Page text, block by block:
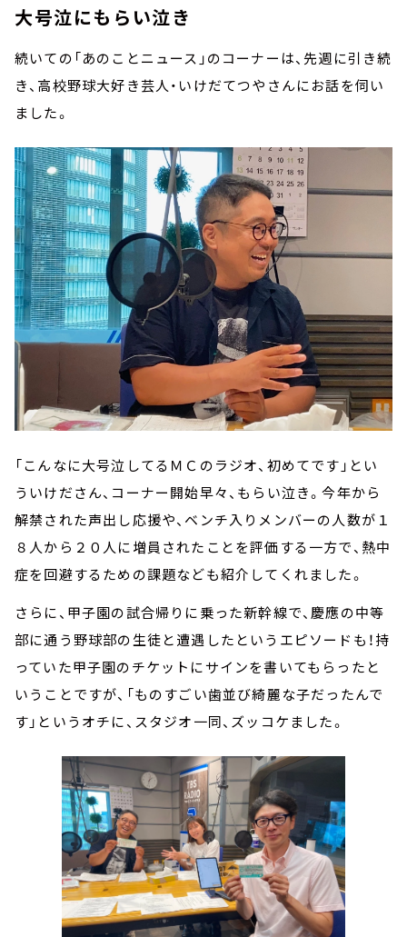
大号泣にもらい泣き
続いての「あのことニュース」のコーナーは、先週に引き続
き、高校野球大好き芸人・いけだてつやさんにお話を伺い
ました。
「こんなに大号泣してるＭＣのラジオ、初めてです」とい
ういけださん、コーナー開始早々、もらい泣き。今年から
解禁された声出し応援や、ベンチ入りメンバーの人数が１
８人から２０人に増員されたことを評価する一方で、熱中
症を回避するための課題なども紹介してくれました。
さらに、甲子園の試合帰りに乗った新幹線で、慶應の中等
部に通う野球部の生徒と遭遇したというエピソードも！持
っていた甲子園のチケットにサインを書いてもらったと
いうことですが、「ものすごい歯並び綺麗な子だったんで
す」というオチに、スタジオ一同、ズッコケました。